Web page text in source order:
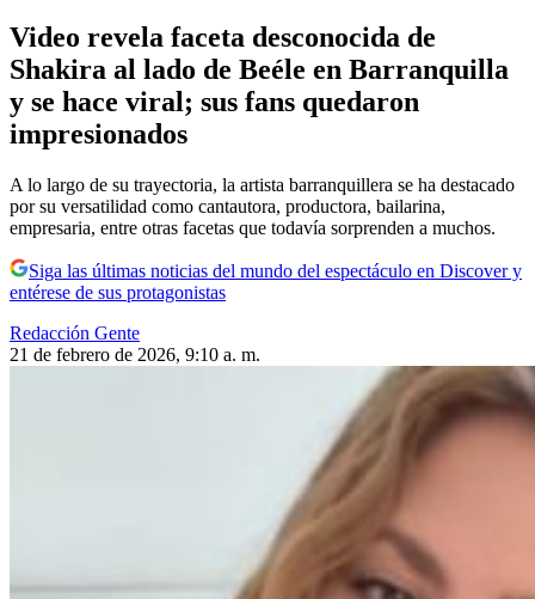
Video revela faceta desconocida de
Shakira al lado de Beéle en Barranquilla
y se hace viral; sus fans quedaron
impresionados
A lo largo de su trayectoria, la artista barranquillera se ha destacado
por su versatilidad como cantautora, productora, bailarina,
empresaria, entre otras facetas que todavía sorprenden a muchos.
Siga las últimas noticias del mundo del espectáculo en Discover y
entérese de sus protagonistas
Redacción Gente
21 de febrero de 2026, 9:10 a. m.